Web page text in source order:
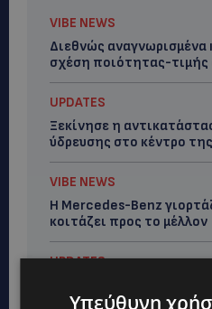
VIBE NEWS
Διεθνώς
σχέση ποιότητας-
UPDATES
Ξεκίνησε η
ύδρευσης στο κέντρο
VIBE NEWS
Η Mercedes-Benz
κοιτάζει προς το μέλλον
UPDATES
ΚΟΚΚΙΝΟΤΡΙΜΙΘΙΑ:
– Το καλοκαιρινό
Υπεύθυνη